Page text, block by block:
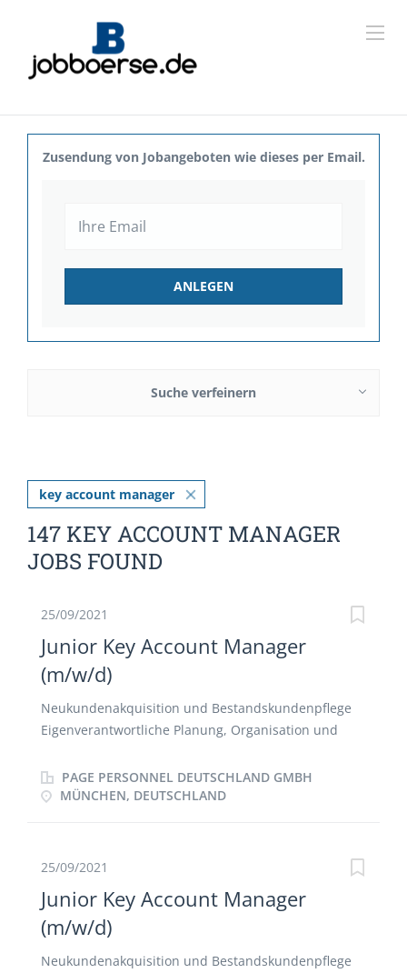
Zusendung von Jobangeboten wie dieses per Email.
Suche verfeinern
key account manager
147 KEY ACCOUNT MANAGER
JOBS FOUND
25/09/2021
Junior Key Account Manager
(m/w/d)
Neukundenakquisition und Bestandskundenpflege
Eigenverantwortliche Planung, Organisation und
mit Geschäftspartnern Erster Ansprechpartner zur
Marke Vertrags- und Konditionsverhandlungen mit
bezüglich wichtiger Vertriebskennzahlen Aufbau von
PAGE PERSONNEL DEUTSCHLAND GMBH
MÜNCHEN, DEUTSCHLAND
25/09/2021
Junior Key Account Manager
(m/w/d)
Neukundenakquisition und Bestandskundenpflege